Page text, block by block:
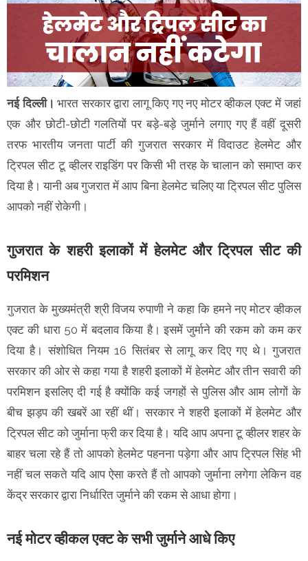
नई दिल्ली। भारत सरकार द्वारा लागू किए गए नए मोटर व्हीकल एक्ट में जहां
एक और छोटी-छोटी गलतियों पर बड़े-बड़े जुर्माने लगाए गए हैं वहीं दूसरी
तरफ भारतीय जनता पार्टी की गुजरात सरकार में विदाउट हेलमेट और
ट्रिपल सीट टू व्हीलर राइडिंग पर किसी भी तरह के चालान को समाप्त कर
दिया है। यानी अब गुजरात में आप बिना हेलमेट चलिए या ट्रिपल सीट पुलिस
आपको नहीं रोकेगी।
गुजरात के शहरी इलाकों में हेलमेट और ट्रिपल सीट की
परमिशन
गुजरात के मुख्यमंत्री श्री विजय रुपाणी ने कहा कि हमने नए मोटर व्हीकल
एक्ट की धारा 50 में बदलाव किया है। इसमें जुर्माने की रकम को कम कर
दिया है। संशोधित नियम 16 सितंबर से लागू कर दिए गए थे। गुजरात
सरकार की ओर से कहा गया है शहरी इलाकों में हेलमेट और तीन सवारी की
परमिशन इसलिए दी गई है क्योंकि कई जगहों से पुलिस और आम लोगों के
बीच झड़प की खबरें आ रहीं थीं। सरकार ने शहरी इलाकों में हेलमेट और
ट्रिपल सीट को जुर्माना फ्री कर दिया है। यदि आप अपना टू व्हीलर शहर के
बाहर चला रहे हैं तो आपको हेलमेट पहनना पड़ेगा और आप ट्रिपल सिंह भी
नहीं चल सकते यदि आप ऐसा करते हैं तो आपको जुर्माना लगेगा लेकिन वह
केंद्र सरकार द्वारा निर्धारित जुर्माने की रकम से आधा होगा।
नई मोटर व्हीकल एक्ट के सभी जुर्माने आधे किए